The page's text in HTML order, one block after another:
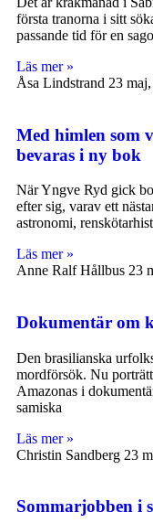
första tranorna i sitt
passande tid för en
Läs mer »
Åsa Lindstrand 23
Med himlen som
bevaras i ny bok
När Yngve Ryd gick
efter sig, varav ett
astronomi,
Läs mer »
Anne Ralf Hållbus 23
Dokumentär om
Den brasilianska
mordförsök. Nu
Amazonas i
samiska
Läs mer »
Christin Sandberg 23
Sommarjobben i